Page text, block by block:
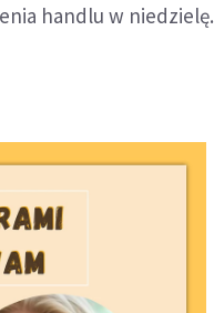
handlu w niedzielę.